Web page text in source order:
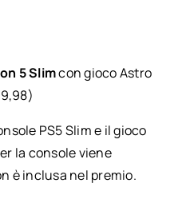
5 Slimcon gioco Astro
PS5 Slim e il gioco
la console viene
è inclusa nel premio.